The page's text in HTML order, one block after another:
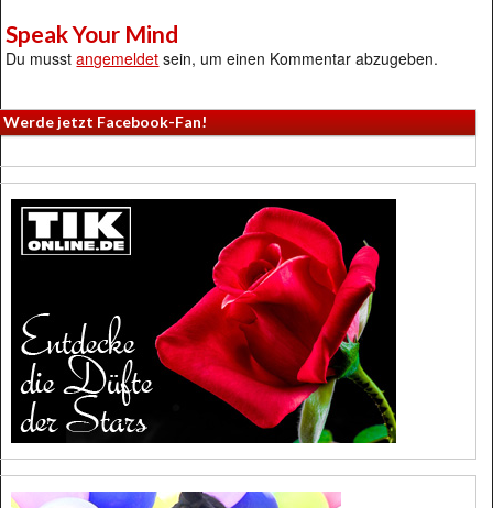
Speak Your Mind
Du musstangemeldet sein, um einen Kommentar abzugeben.
Werde jetzt Facebook-Fan!